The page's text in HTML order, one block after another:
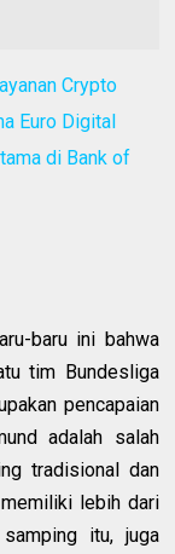
Crypto
Euro Digital
di Bank of
baru ini bahwa
tim Bundesliga
pencapaian
adalah salah
tradisional dan
lebih dari
itu, juga